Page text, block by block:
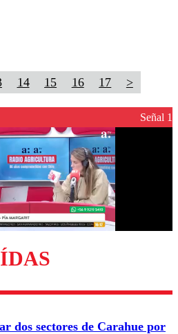
14 15 16 17 >
Señal 1
dos sectores de Carahue por